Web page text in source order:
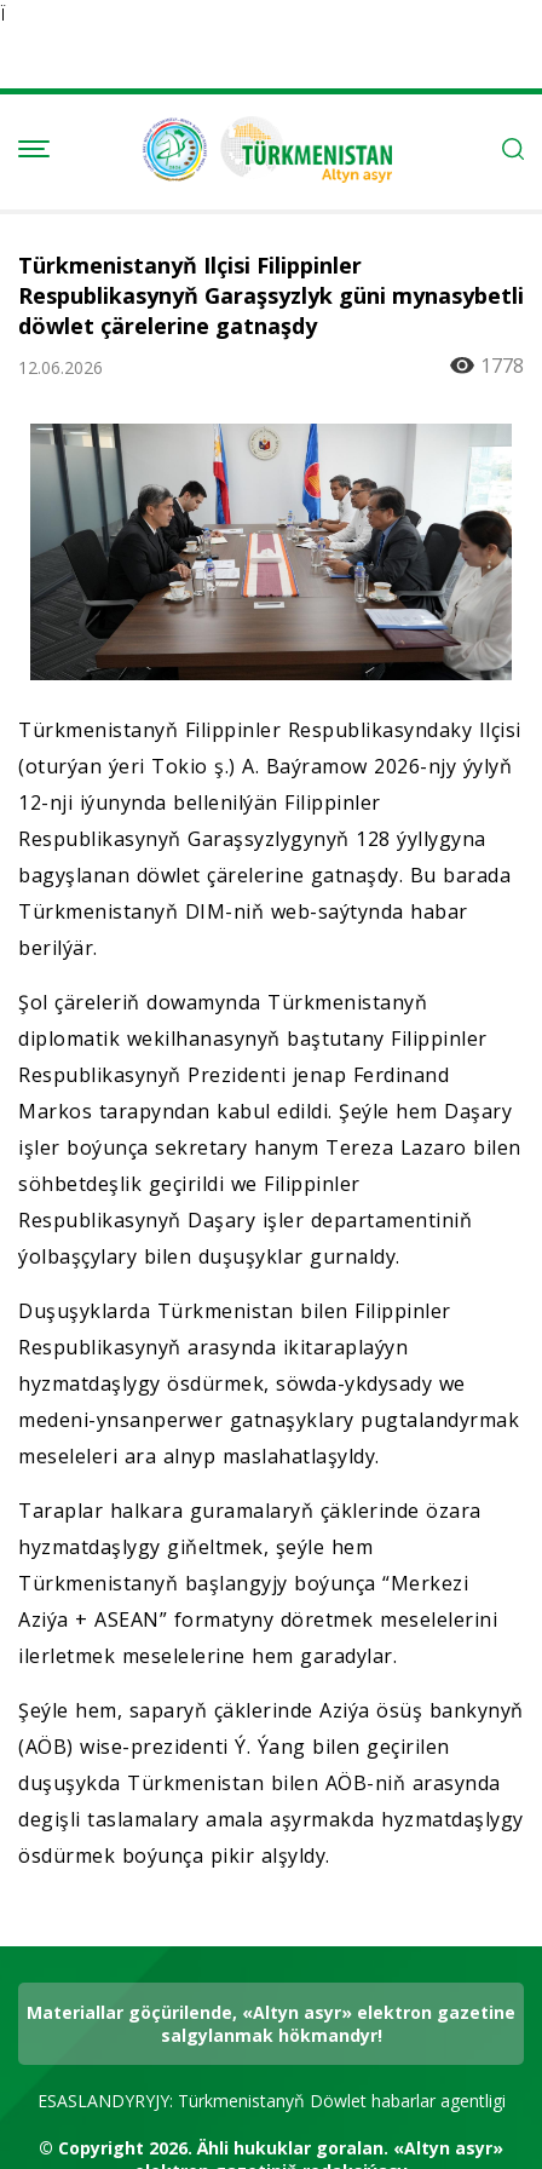
Ï
Türkmenistanyň Ilçisi Filippinler
Respublikasynyň Garaşsyzlyk güni mynasybetli
döwlet çärelerine gatnaşdy
12.06.2026 1778
Türkmenistanyň Filippinler Respublikasyndaky Ilçisi
(oturýan ýeri Tokio ş.) A. Baýramow 2026-njy ýylyň
12-nji iýunynda bellenilýän Filippinler
Respublikasynyň Garaşsyzlygynyň 128 ýyllygyna
bagyşlanan döwlet çärelerine gatnaşdy. Bu barada
Türkmenistanyň DIM-niň web-saýtynda habar
berilýär.
Şol çäreleriň dowamynda Türkmenistanyň
diplomatik wekilhanasynyň baştutany Filippinler
Respublikasynyň Prezidenti jenap Ferdinand
Markos tarapyndan kabul edildi. Şeýle hem Daşary
işler boýunça sekretary hanym Tereza Lazaro bilen
söhbetdeşlik geçirildi we Filippinler
Respublikasynyň Daşary işler departamentiniň
ýolbaşçylary bilen duşuşyklar gurnaldy.
Duşuşyklarda Türkmenistan bilen Filippinler
Respublikasynyň arasynda ikitaraplaýyn
hyzmatdaşlygy ösdürmek, söwda-ykdysady we
medeni-ynsanperwer gatnaşyklary pugtalandyrmak
meseleleri ara alnyp maslahatlaşyldy.
Taraplar halkara guramalaryň çäklerinde özara
hyzmatdaşlygy giňeltmek, şeýle hem
Türkmenistanyň başlangyjy boýunça “Merkezi
Aziýa + ASEAN” formatyny döretmek meselelerini
ilerletmek meselelerine hem garadylar.
Şeýle hem, saparyň çäklerinde Aziýa ösüş bankynyň
(AÖB) wise-prezidenti Ý. Ýang bilen geçirilen
duşuşykda Türkmenistan bilen AÖB-niň arasynda
degişli taslamalary amala aşyrmakda hyzmatdaşlygy
ösdürmek boýunça pikir alşyldy.
Materiallar göçürilende, «Altyn asyr» elektron gazetine
salgylanmak hökmandyr!
ESASLANDYRYJY: Türkmenistanyň Döwlet habarlar agentligi
© Copyright 2026.Ähli hukuklar goralan. «Altyn asyr»